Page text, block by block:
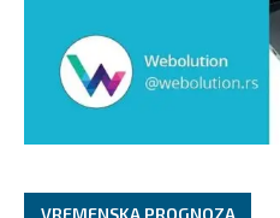
VREMENSKA PROGNOZA